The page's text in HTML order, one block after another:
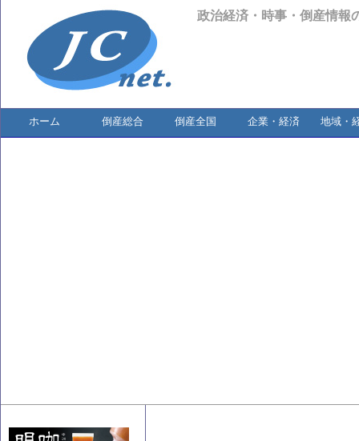
政治経済・時事・倒産情報
ホーム 倒産総合 倒産全国 企業・経済 地域・